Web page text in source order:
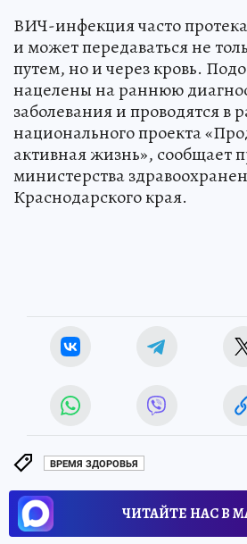
ВИЧ-инфекция часто
и может передаваться не
путем, но и через кровь.
нацелены на раннюю
заболевания и проводятся в
национального проекта
активная жизнь», сообщает
министерства
Краснодарского края.
ВРЕМЯ ЗДОРОВЬЯ
ЧИТАЙТЕ НАС В